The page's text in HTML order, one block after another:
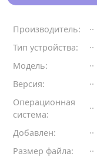
Производитель:
Тип устройства:
Модель:
Версия:
Операционная
система:
Добавлен:
Размер файла: